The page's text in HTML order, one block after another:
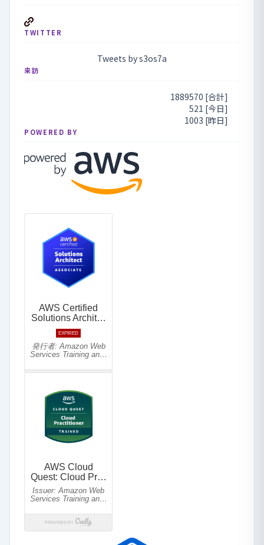
TWITTER
Tweets by s3os7a
来訪
1889570 [合計]
521 [今日]
1003 [昨日]
POWERED BY